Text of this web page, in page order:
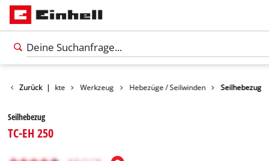
Zurück |
Produkte Werkzeug Hebezüge / Seilwinden Seilhebezug
Seilhebezug
TC-EH 250